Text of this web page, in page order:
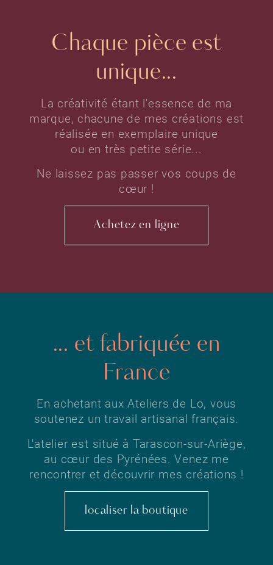
Chaque pièce est
unique...
La créativité étant l'essence de ma
marque, chacune de mes créations est
réalisée en exemplaire unique
ou en très petite série...
Ne laissez pas passer vos coups de
cœur !
Achetez en ligne
... et fabriquée en
France
En achetant aux Ateliers de Lo, vous
soutenez un travail artisanal français.
L'atelier est situé à Tarascon-sur-Ariège,
au cœur des Pyrénées. Venez me
rencontrer et découvrir mes créations !
localiser la boutique